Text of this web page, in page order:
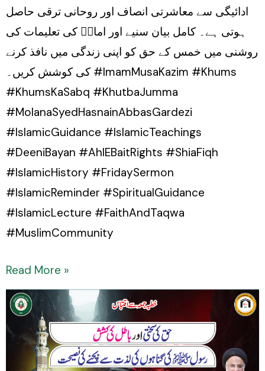
ادائیگی سے معاشرتی انصاف اور روحانی ترقی حاصل
ہوتی ہے۔ کامل بیان سنیے اور امامؑ کی تعلیمات کی
روشنی میں خمس کے حق کو اپنی زندگی میں نافذ کرنے
کی کوشش کریں۔ #ImamMusaKazim #Khums
#KhumsKaSabq #KhutbaJumma
#MolanaSyedHasnainAbbasGardezi
#IslamicGuidance #IslamicTeachings
#DeeniBayan #AhlEBaitRights #ShiaFiqh
#IslamicHistory #FridaySermon
#IslamicReminder #SpiritualGuidance
#IslamicLecture #FaithAndTaqwa
#MuslimCommunity
Read More »
Haq
Sakhti